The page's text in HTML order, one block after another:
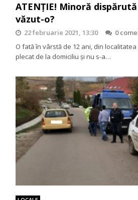
ATENȚIE! Minoră
văzut-o?
22 februarie 2021, 13:30
0
O fată în vârstă de 12 ani, din
plecat de la domiciliu și nu s-a…